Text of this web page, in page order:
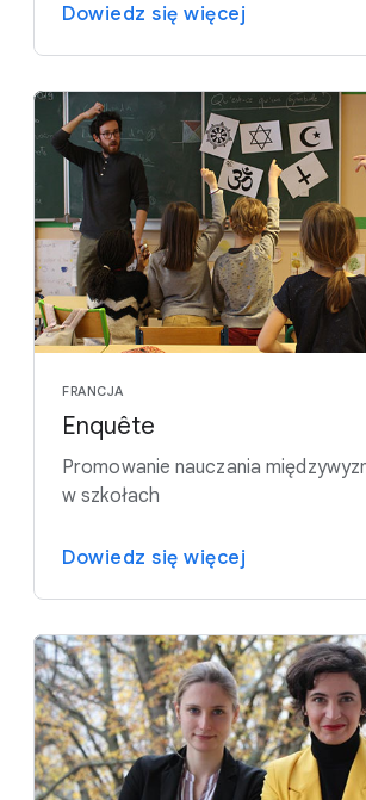
Dowiedz się więcej
FRANCJA
Enquête
Promowanie nauczania
w szkołach
Dowiedz się więcej